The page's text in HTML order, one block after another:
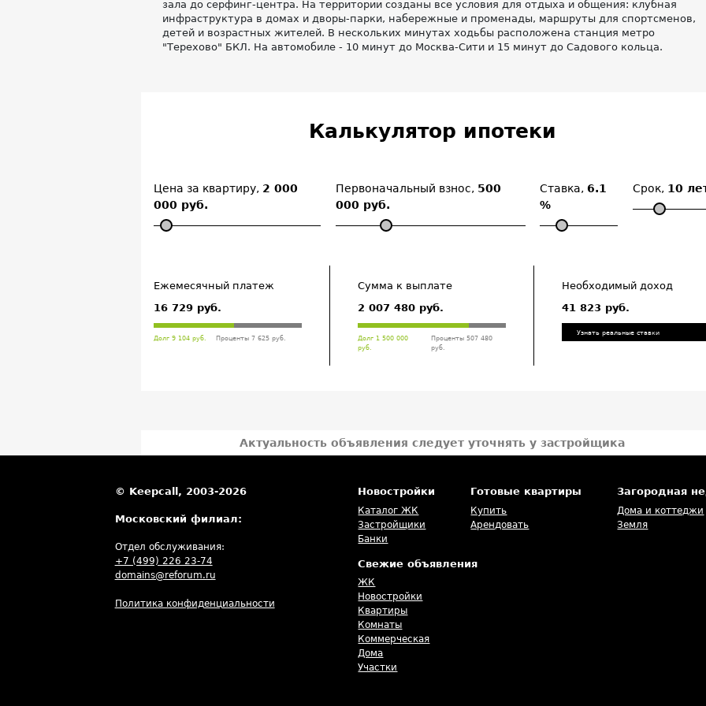
зала до серфинг-центра. На территории созданы все условия для отдыха и общения: клубная
инфраструктура в домах и дворы-парки, набережные и променады, маршруты для спортсменов,
детей и возрастных жителей. В нескольких минутах ходьбы расположена станция метро
"Терехово" БКЛ. На автомобиле - 10 минут до Москва-Сити и 15 минут до Садового кольца.
Калькулятор ипотеки
Цена за квартиру, 2 000
000 руб.
Первоначальный взнос, 500
000 руб.
Ставка,6.1
%
Срок, 10
Ежемесячный платеж
16 729 руб.
Долг 9 104 руб. Проценты 7 625 руб.
Сумма к выплате
2 007 480 руб.
Долг 1 500 000
руб.
Проценты 507 480
руб.
Необходимый доход
41 823 руб.
Узнать реальные ставки
Актуальность объявления следует уточнять у застройщика
© Keepcall, 2003-2026
Московский филиал:
Отдел обслуживания:
+7 (499) 226 23-74
domains@reforum.ru
Политика конфиденциальности
Новостройки
Каталог ЖК
Застройщики
Банки
Готовые квартиры
Купить
Арендовать
Загородная
Дома и коттеджи
Земля
Свежие объявления
ЖК
Новостройки
Квартиры
Комнаты
Коммерческая
Дома
Участки